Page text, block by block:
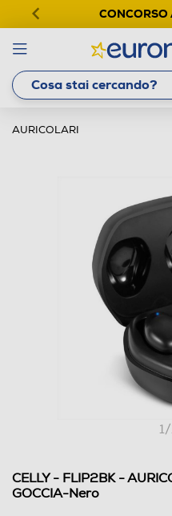
CONCORSO
AURICOLARI
1/
CELLY - FLIP2BK -
GOCCIA-Nero